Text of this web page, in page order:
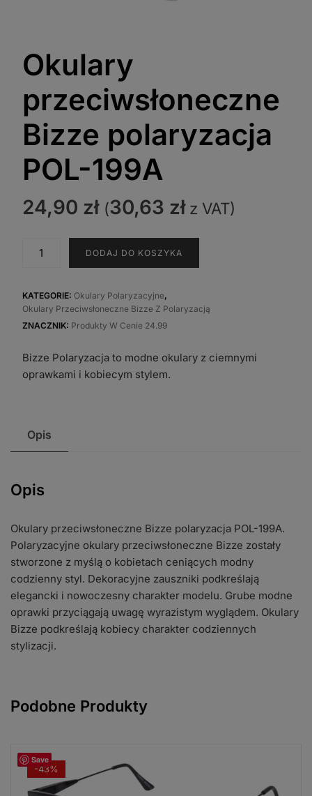
Okulary
przeciwsłoneczne
Bizze polaryzacja
POL-199A
24,90 zł (30,63 złz VAT)
Bizze
polaryzacja
POL-
DODAJ DO KOSZYKA
KATEGORIE: Okulary Polaryzacyjne,
Okulary Przeciwsłoneczne Bizze Z Polaryzacją
ZNACZNIK: Produkty W Cenie 24.99
Bizze Polaryzacja to modne okulary z ciemnymi
oprawkami i kobiecym stylem.
Opis
Opis
Okulary przeciwsłoneczne Bizze polaryzacja POL-199A.
Polaryzacyjne okulary przeciwsłoneczne Bizze zostały
stworzone z myślą o kobietach ceniących modny
codzienny styl. Dekoracyjne zauszniki podkreślają
elegancki i nowoczesny charakter modelu. Grube modne
oprawki przyciągają uwagę wyrazistym wyglądem. Okulary
Bizze podkreślają kobiecy charakter codziennych
stylizacji.
Podobne Produkty
Save
-43%